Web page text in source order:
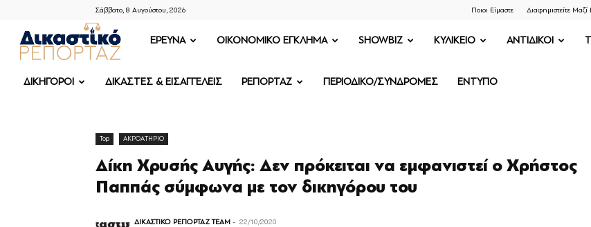
Σάββατο, 8 Αυγούστου, 2026 Ποιοι Είμαστε Διαφημιστείτε
ΔΙΚΑΣΤΙΚΟ
ΡΕΠΟΡΤΑΖ
ΕΡΕΥΝΑ OIKONOMIKO ΕΓΚΛΗΜΑ SHOWBIZ ΚΥΛΙΚΕΙΟ ΑΝΤΙΔΙΚΟΙ
ΔΙΚΗΓΟΡΟΙ ΔΙΚΑΣΤΕΣ & ΕΙΣΑΓΓΕΛΕΙΣ ΡΕΠΟΡΤΑΖ ΠΕΡΙΟΔΙΚΟ/ΣΥΝΔΡΟΜΕΣ ΕΝΤΥΠΟ
Top ΑΚΡΟΑΤΗΡΙΟ
Δίκη Χρυσής Αυγής: Δεν πρόκειται να εμφανιστεί ο Χρήστος
Παππάς σύμφωνα με τον δικηγόρου του
ΔΙΚΑΣΤΙΚΟ ΡΕΠΟΡΤΑΖ TEAM - 22/10/2020